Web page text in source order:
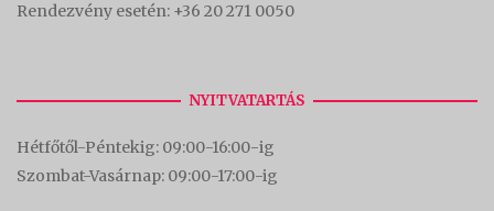
Rendezvény esetén: +36 20 271 0050
NYITVATARTÁS
Hétfőtől-Péntekig: 09:00-16:00-ig
Szombat-Vasárnap: 09:00-17:00-ig